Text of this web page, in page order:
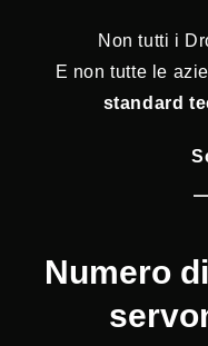
Non tutti i
E non tutte le
standard
Numero